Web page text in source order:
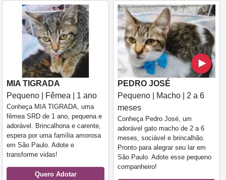
MIA TIGRADA
Pequeno | Fêmea | 1 ano
Conheça MIA TIGRADA, uma
fêmea SRD de 1 ano, pequena e
adorável. Brincalhona e carente,
espera por uma família amorosa
em São Paulo. Adote e
transforme vidas!
Quero Adotar
PEDRO JOSÉ
Pequeno | Macho | 2 a 6
meses
Conheça Pedro José, um
adorável gato macho de 2 a 6
meses, sociável e brincalhão.
Pronto para alegrar seu lar em
São Paulo. Adote esse pequeno
companheiro!